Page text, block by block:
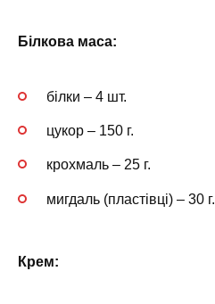
Білкова маса:
білки – 4 шт.
цукор – 150 г.
крохмаль – 25 г.
мигдаль (пластівці) – 30 г.
Крем: